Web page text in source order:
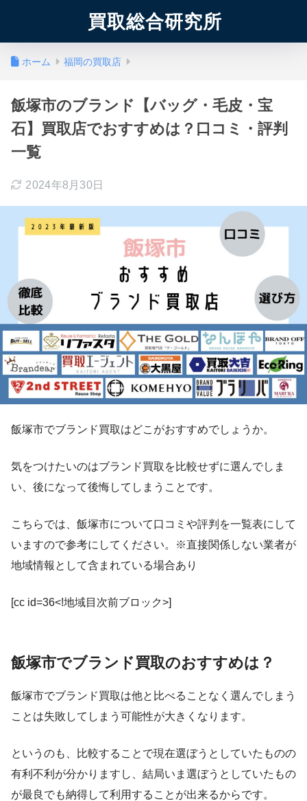
買取総合研究所
ホーム 福岡の買取店
飯塚市のブランド【バッグ・毛皮・宝
石】買取店でおすすめは？口コミ・評判
一覧
2024年8月30日
飯塚市でブランド買取はどこがおすすめでしょうか。
気をつけたいのはブランド買取を比較せずに選んでしま
い、後になって後悔してしまうことです。
こちらでは、飯塚市について口コミや評判を一覧表にして
いますので参考にしてください。※直接関係しない業者が
地域情報として含まれている場合あり
[cc id=36<!地域目次前ブロック>]
飯塚市でブランド買取のおすすめは？
飯塚市でブランド買取は他と比べることなく選んでしまう
ことは失敗してしまう可能性が大きくなります。
というのも、比較することで現在選ぼうとしていたものの
有利不利が分かりますし、結局いま選ぼうとしていたもの
が最良でも納得して利用することが出来るからです。